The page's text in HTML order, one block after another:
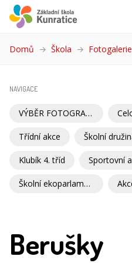
Domů Škola Fotogalerie
NAVIGACE
VÝBĚR FOTOGRAFIÍ
Třídní akce Školní
Klubík 4. tříd Sportovní
Školní ekoparlament
Berušky